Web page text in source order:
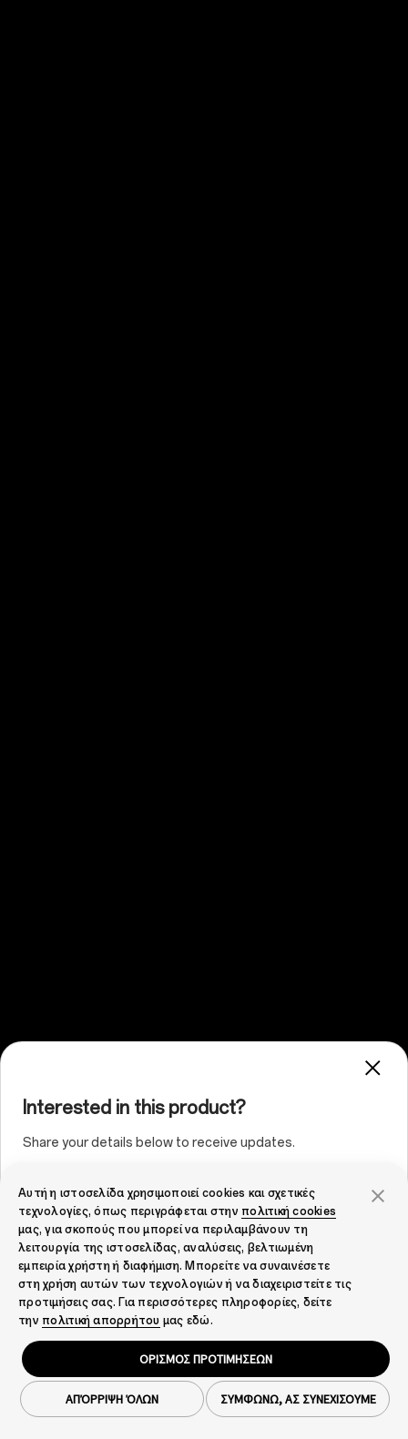
Interested in this product?
Share your details below to receive updates.
Country/Region
I want to subscribe to receive information from OPPO
and their partners. By subscribing you agree to
Submit
Αυτή η ιστοσελίδα χρησιμοποιεί cookies και σχετικές
τεχνολογίες, όπως περιγράφεται στην πολιτική cookies
μας, για σκοπούς που μπορεί να περιλαμβάνουν τη
λειτουργία της ιστοσελίδας, αναλύσεις, βελτιωμένη
εμπειρία χρήστη ή διαφήμιση. Μπορείτε να συναινέσετε
στη χρήση αυτών των τεχνολογιών ή να διαχειριστείτε τις
προτιμήσεις σας. Για περισσότερες πληροφορίες, δείτε
την πολιτική απορρήτου μας εδώ.
ΟΡΙΣΜΟΣ ΠΡΟΤΙΜΗΣΕΩΝ
ΣΥΜΦΩΝΩ, ΑΣ ΣΥΝΕΧΙΣΟΥΜΕ
ΑΠΌΡΡΙΨΗ ΌΛΩΝ